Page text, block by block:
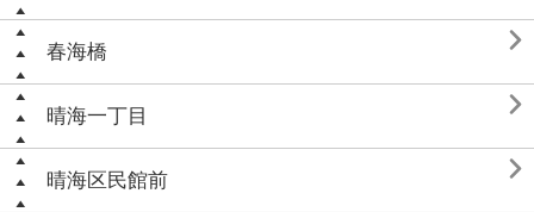
春海橋 
晴海一丁目 
晴海区民館前 